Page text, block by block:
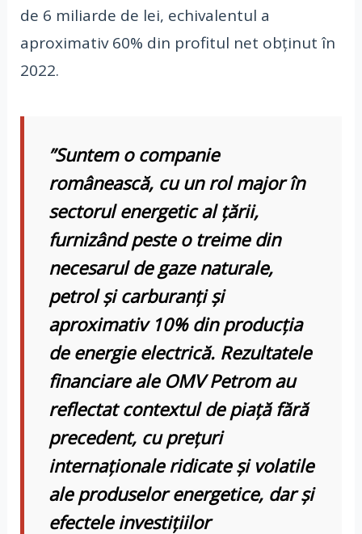
de 6 miliarde de lei, echivalentul a
aproximativ 60% din profitul net obţinut în
2022.
”Suntem o companie
românească, cu un rol major în
sectorul energetic al ţării,
furnizând peste o treime din
necesarul de gaze naturale,
petrol şi carburanţi şi
aproximativ 10% din producţia
de energie electrică. Rezultatele
financiare ale OMV Petrom au
reflectat contextul de piaţă fără
precedent, cu preţuri
internaţionale ridicate şi volatile
ale produselor energetice, dar şi
efectele investiţiilor